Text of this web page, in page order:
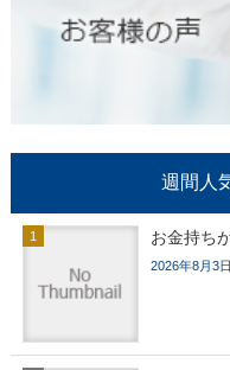
週間人
お金持ち
2026年8月3日